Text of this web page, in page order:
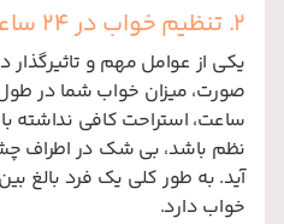
2. تنظیم خواب در 24 ساعت
یکی از عوامل مهم و
ساعت، استراحت کافی نداشته
نظم باشد، بی شک در اطراف
خواب دارد.